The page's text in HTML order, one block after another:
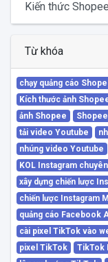
Kiến thức Shopee
Từ khóa
chạy quảng cáo
Kích thước ảnh
ảnh Shopee
Shopee
tải video Youtube
nhúng video Youtube
KOL Instagram
xây dựng chiến lược
chiến lược Instagram
quảng cáo Facebook
cài pixel TikTok vào
pixel TikTok
TikTok